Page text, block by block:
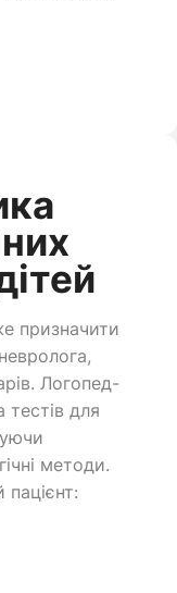
призначити
Логопед-
тестів для
методи.